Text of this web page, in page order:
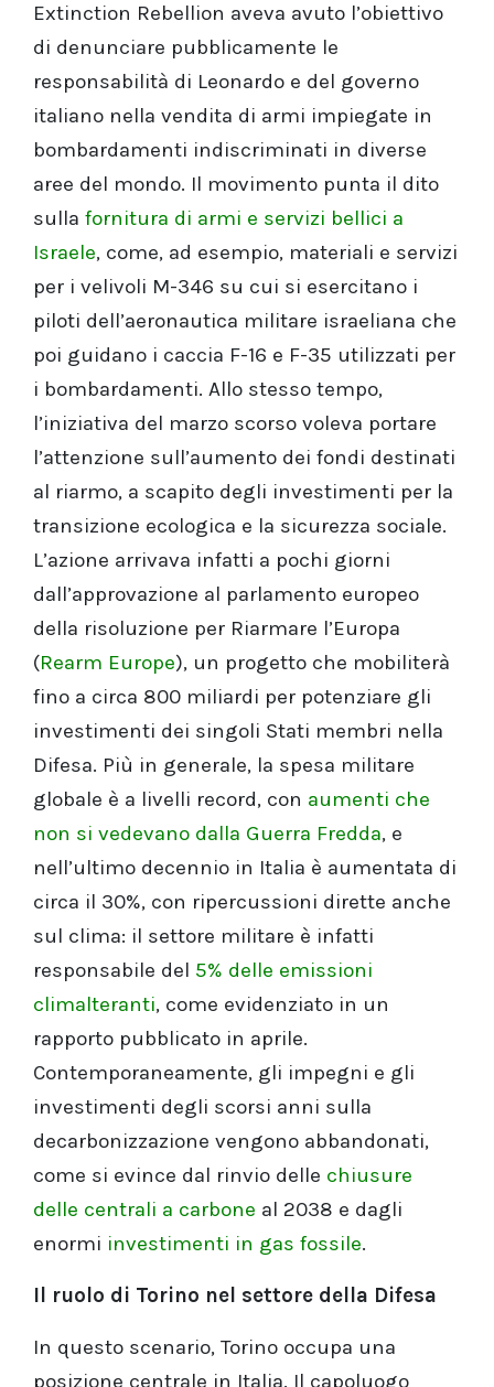
Extinction Rebellion aveva avuto l’obiettivo
di denunciare pubblicamente le
responsabilità di Leonardo e del governo
italiano nella vendita di armi impiegate in
bombardamenti indiscriminati in diverse
aree del mondo. Il movimento punta il dito
sulla fornitura di armi e servizi bellici a
Israele, come, ad esempio, materiali e servizi
per i velivoli M-346 su cui si esercitano i
piloti dell’aeronautica militare israeliana che
poi guidano i caccia F-16 e F-35 utilizzati per
i bombardamenti. Allo stesso tempo,
l’iniziativa del marzo scorso voleva portare
l’attenzione sull’aumento dei fondi destinati
al riarmo, a scapito degli investimenti per la
transizione ecologica e la sicurezza sociale.
L’azione arrivava infatti a pochi giorni
dall’approvazione al parlamento europeo
della risoluzione per Riarmare l’Europa
(Rearm Europe), un progetto che mobiliterà
fino a circa 800 miliardi per potenziare gli
investimenti dei singoli Stati membri nella
Difesa. Più in generale, la spesa militare
globale è a livelli record, con aumenti che
non si vedevano dalla Guerra Fredda, e
nell’ultimo decennio in Italia è aumentata di
circa il 30%, con ripercussioni dirette anche
sul clima: il settore militare è infatti
responsabile del 5% delle emissioni
climalteranti, come evidenziato in un
rapporto pubblicato in aprile.
Contemporaneamente, gli impegni e gli
investimenti degli scorsi anni sulla
decarbonizzazione vengono abbandonati,
come si evince dal rinvio delle chiusure
delle centrali a carbone al 2038 e dagli
enormi investimenti in gas fossile.
Il ruolo di Torino nel settore della Difesa
In questo scenario, Torino occupa una
posizione centrale in Italia. Il capoluogo